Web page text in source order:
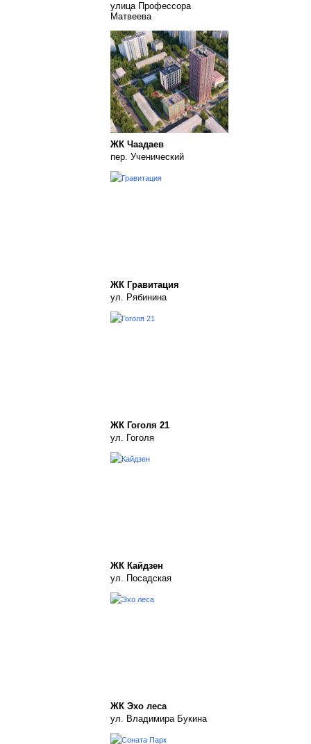
улица Профессора
Матвеева
ЖК Чаадаев
пер. Ученический
ЖК Гравитация
ул. Рябинина
ЖК Гоголя 21
ул. Гоголя
ЖК Кайдзен
ул. Посадская
ЖК Эхо леса
ул. Владимира Букина